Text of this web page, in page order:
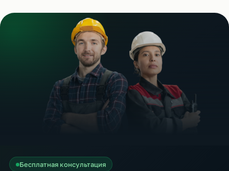
Бесплатная консультация